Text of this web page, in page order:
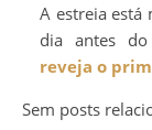
A estreia está
dia antes do
reveja o
Sem posts